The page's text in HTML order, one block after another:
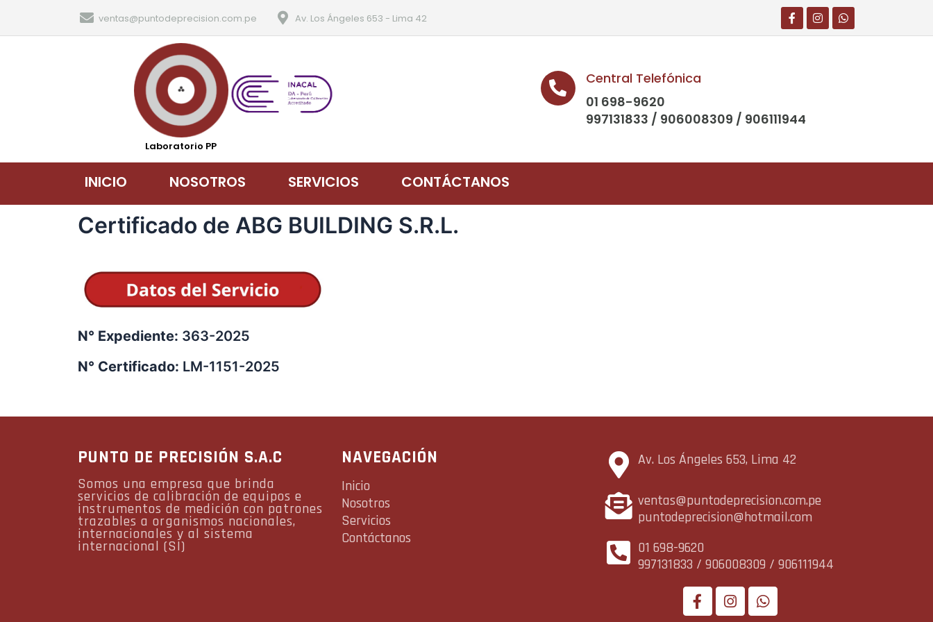
ventas@puntodeprecision.com.pe Av. Los Ángeles 653 - Lima 42
Laboratorio PP
Central Telefónica
01 698-9620
997131833 / 906008309 / 906111944
INICIO NOSOTROS SERVICIOS CONTÁCTANOS
Certificado de ABG BUILDING S.R.L.
N° Expediente: 363-2025
N° Certificado: LM-1151-2025
PUNTO DE PRECISIÓN S.A.C
Somos una empresa que brinda
servicios de calibración de equipos e
instrumentos de medición con patrones
trazables a organismos nacionales,
internacionales y al sistema
internacional (SI)
NAVEGACIÓN
Inicio
Nosotros
Servicios
Contáctanos
Av. Los Ángeles 653, Lima 42
ventas@puntodeprecision.com.pe
puntodeprecision@hotmail.com
01 698-9620
997131833 / 906008309 / 906111944